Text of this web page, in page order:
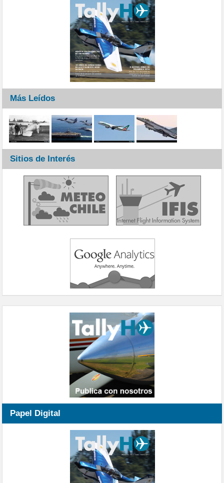
Más Leídos
Sitios de Interés
Papel Digital